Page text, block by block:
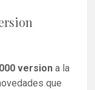
version a la
que